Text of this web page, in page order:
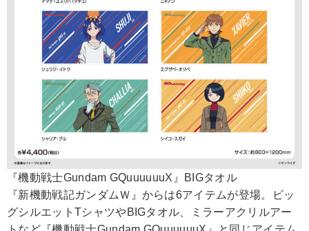
『機動戦士Gundam GQuuuuuuX』BIGタオル
『新機動戦記ガンダムＷ』からは6アイテムが登場。ビッ
グシルエットTシャツやBIGタオル、ミラーアクリルアー